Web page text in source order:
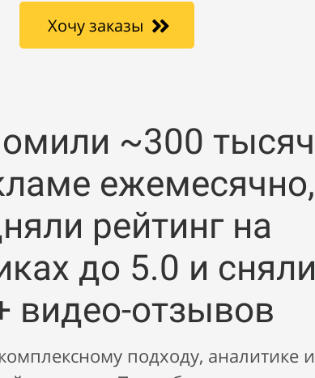
Хочу заказы
~300 тысяч
ежемесячно,
рейтинг на
до 5.0 и сняли
видео-отзывов
подходу, аналитике и